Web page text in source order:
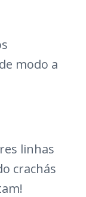
modo a
linhas
crachás